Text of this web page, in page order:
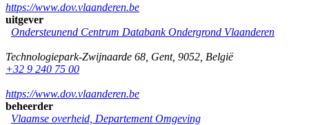
https://www.dov.vlaanderen.be
uitgever
Ondersteunend Centrum Databank Ondergrond Vlaanderen
Technologiepark-Zwijnaarde 68 Gent, 9052 België
+32 9 240 75 00
https://www.dov.vlaanderen.be
beheerder
Vlaamse overheid, Departement Omgeving